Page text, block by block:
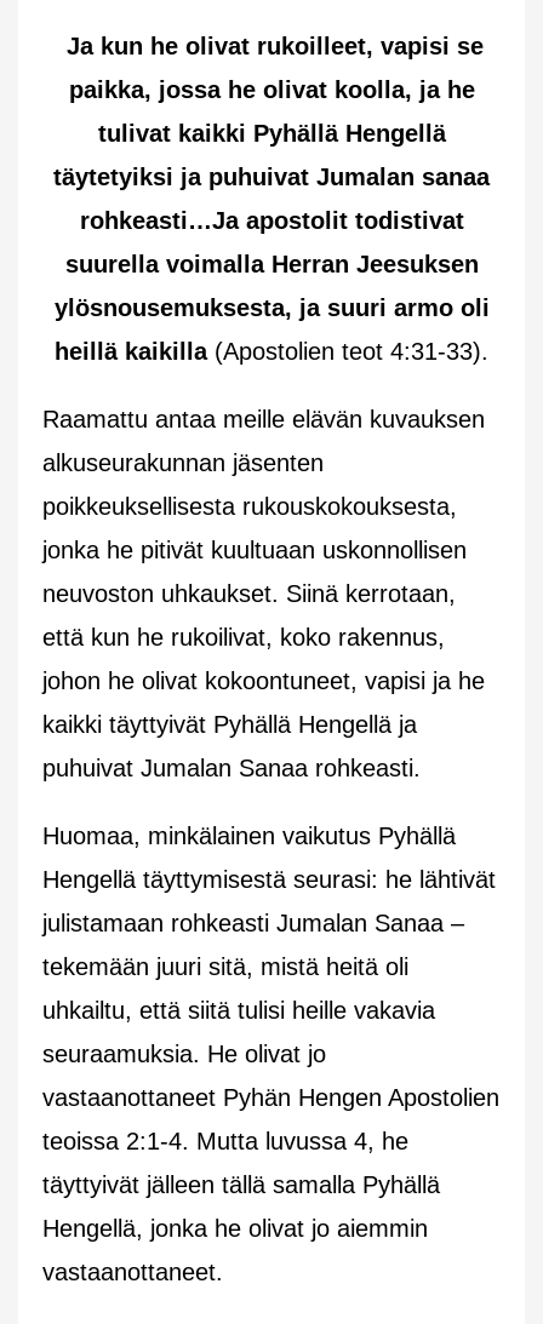
Ja kun he olivat rukoilleet, vapisi se
paikka, jossa he olivat koolla, ja he
tulivat kaikki Pyhällä Hengellä
täytetyiksi ja puhuivat Jumalan sanaa
rohkeasti…Ja apostolit todistivat
suurella voimalla Herran Jeesuksen
ylösnousemuksesta, ja suuri armo oli
heillä kaikilla (Apostolien teot 4:31-33).
Raamattu antaa meille elävän kuvauksen
alkuseurakunnan jäsenten
poikkeuksellisesta rukouskokouksesta,
jonka he pitivät kuultuaan uskonnollisen
neuvoston uhkaukset. Siinä kerrotaan,
että kun he rukoilivat, koko rakennus,
johon he olivat kokoontuneet, vapisi ja he
kaikki täyttyivät Pyhällä Hengellä ja
puhuivat Jumalan Sanaa rohkeasti.
Huomaa, minkälainen vaikutus Pyhällä
Hengellä täyttymisestä seurasi: he lähtivät
julistamaan rohkeasti Jumalan Sanaa –
tekemään juuri sitä, mistä heitä oli
uhkailtu, että siitä tulisi heille vakavia
seuraamuksia. He olivat jo
vastaanottaneet Pyhän Hengen Apostolien
teoissa 2:1-4. Mutta luvussa 4, he
täyttyivät jälleen tällä samalla Pyhällä
Hengellä, jonka he olivat jo aiemmin
vastaanottaneet.